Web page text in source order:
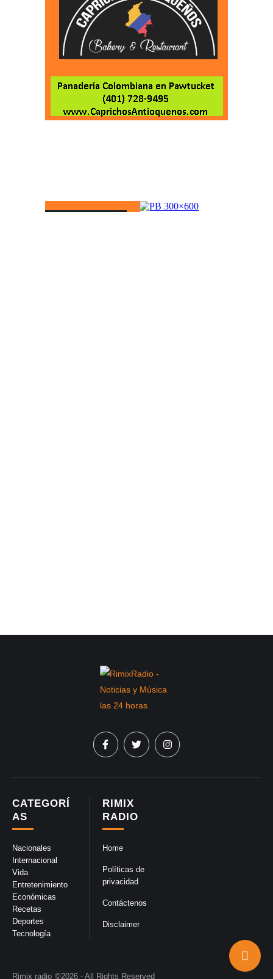
RIMIX
RADIO
Home
Políticas de
privacidad
Contáctenos
Disclaimer
CATEGORÍ
AS
Nacionales
Internacional
Vida
Entretenimiento
Económicas
Recetas
Deportes
Tecnología
Rimix radio ©2026 - All Rights Reserved